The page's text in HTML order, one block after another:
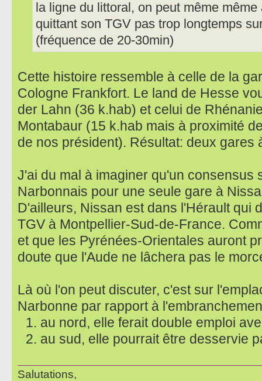
la ligne du littoral, on peut même
quittant son TGV pas trop longtemps
(fréquence de 20-30min)
Cette histoire ressemble à celle de la
Cologne Frankfort. Le land de Hesse
der Lahn (36 k.hab) et celui de
Montabaur (15 k.hab mais à proximité
de nos président). Résultat: deux gares
J'ai du mal à imaginer qu'un consensus
Narbonnais pour une seule gare à
D'ailleurs, Nissan est dans l'Hérault qui
TGV à Montpellier-Sud-de-France.
et que les Pyrénées-Orientales auront
doute que l'Aude ne lâchera pas le
Là où l'on peut discuter, c'est sur
Narbonne par rapport à
au nord, elle ferait double emploi
au sud, elle pourrait être desservie
Salutations,